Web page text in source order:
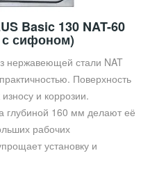
Basic 130 NAT-60
с сифоном)
нержавеющей стали NAT
Поверхность
и коррозии.
глубиной 160 мм делают её
рабочих
установку и